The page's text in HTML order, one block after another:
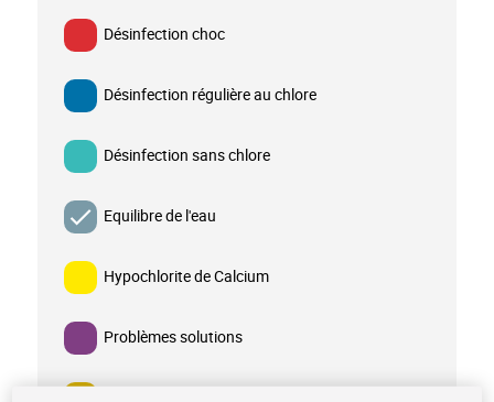
Désinfection choc
Désinfection régulière au chlore
Désinfection sans chlore
Equilibre de l'eau
Hypochlorite de Calcium
Problèmes solutions